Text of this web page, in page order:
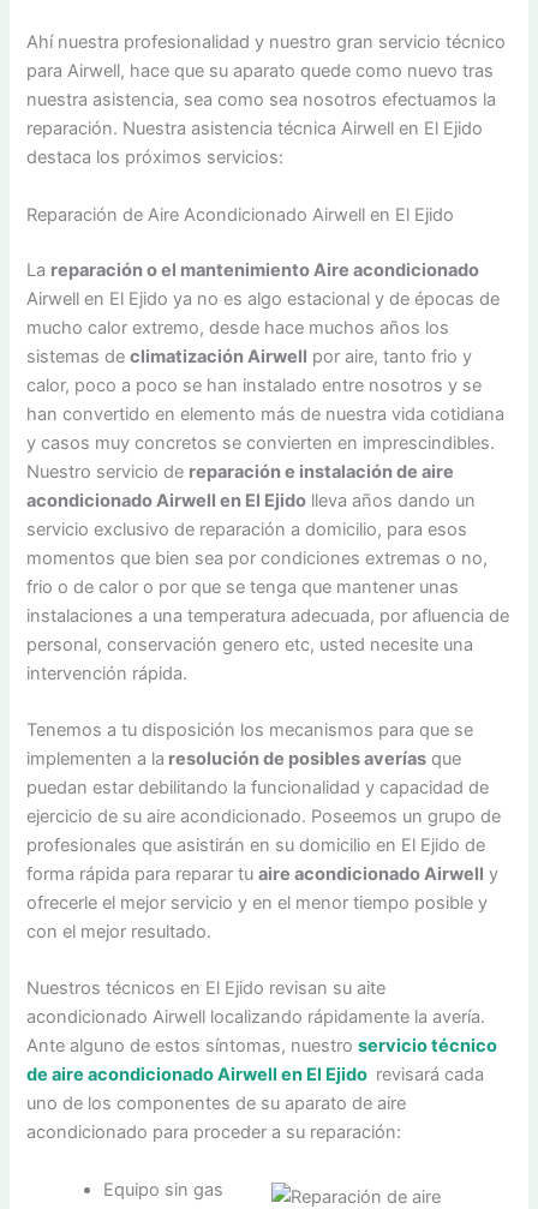
Ahí nuestra profesionalidad y nuestro gran servicio técnico
para Airwell, hace que su aparato quede como nuevo tras
nuestra asistencia, sea como sea nosotros efectuamos la
reparación. Nuestra asistencia técnica Airwell en El Ejido
destaca los próximos servicios:
Reparación de Aire Acondicionado Airwell en El Ejido
La reparación o el mantenimiento Aire acondicionado
Airwell en El Ejido ya no es algo estacional y de épocas de
mucho calor extremo, desde hace muchos años los
sistemas declimatización Airwell por aire, tanto frio y
calor, poco a poco se han instalado entre nosotros y se
han convertido en elemento más de nuestra vida cotidiana
y casos muy concretos se convierten en imprescindibles.
Nuestro servicio de reparación e instalación de aire
acondicionado Airwell en El Ejido lleva años dando un
servicio exclusivo de reparación a domicilio, para esos
momentos que bien sea por condiciones extremas o no,
frio o de calor o por que se tenga que mantener unas
instalaciones a una temperatura adecuada, por afluencia de
personal, conservación genero etc, usted necesite una
intervención rápida.
Tenemos a tu disposición los mecanismos para que se
implementen a la resolución de posibles averías que
puedan estar debilitando la funcionalidad y capacidad de
ejercicio de su aire acondicionado. Poseemos un grupo de
profesionales que asistirán en su domicilio en El Ejido de
forma rápida para reparar tuaire acondicionado Airwell y
ofrecerle el mejor servicio y en el menor tiempo posible y
con el mejor resultado.
Nuestros técnicos en El Ejido revisan su aite
acondicionado Airwell localizando rápidamente la avería.
Ante alguno de estos síntomas, nuestroservicio técnico
de aire acondicionado Airwell en El Ejido revisará cada
uno de los componentes de su aparato de aire
acondicionado para proceder a su reparación:
Equipo sin gas